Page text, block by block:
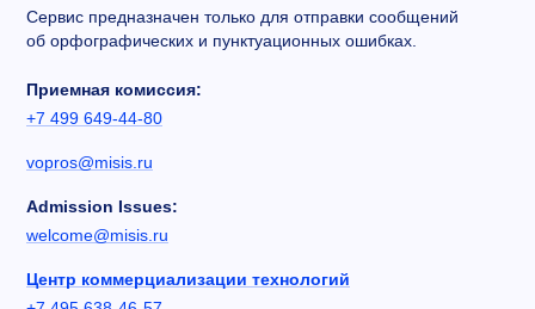
Сервис предназначен только для отправки сообщений
об орфографических и пунктуационных ошибках.
Приемная комиссия:
+7 499 649-44-80
vopros@misis.ru
Admission Issues:
welcome@misis.ru
Центр коммерциализации технологий